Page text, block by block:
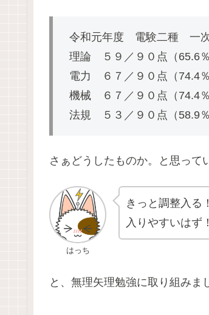
令和元年度 電験二種 一
理論 ５９／９０点（65.6％
電力 ６７／９０点（74.4％
機械 ６７／９０点（74.4％
法規 ５３／９０点（58.9％
さぁどうしたものか。と思って
はっち
きっと調整入る
入りやすいはず！
と、無理矢理勉強に取り組みま